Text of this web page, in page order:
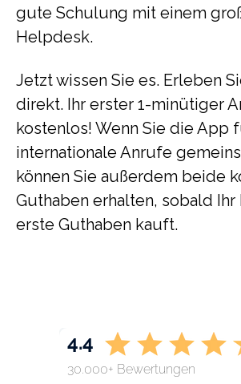
gute Schulung mit einem
Helpdesk.
Jetzt wissen Sie es. Erleben
direkt. Ihr erster 1-minütiger
kostenlos! Wenn Sie die App
internationale Anrufe
können Sie außerdem beide
Guthaben erhalten, sobald Ihr
erste Guthaben kauft.
4.4
30.000+ Bewertungen